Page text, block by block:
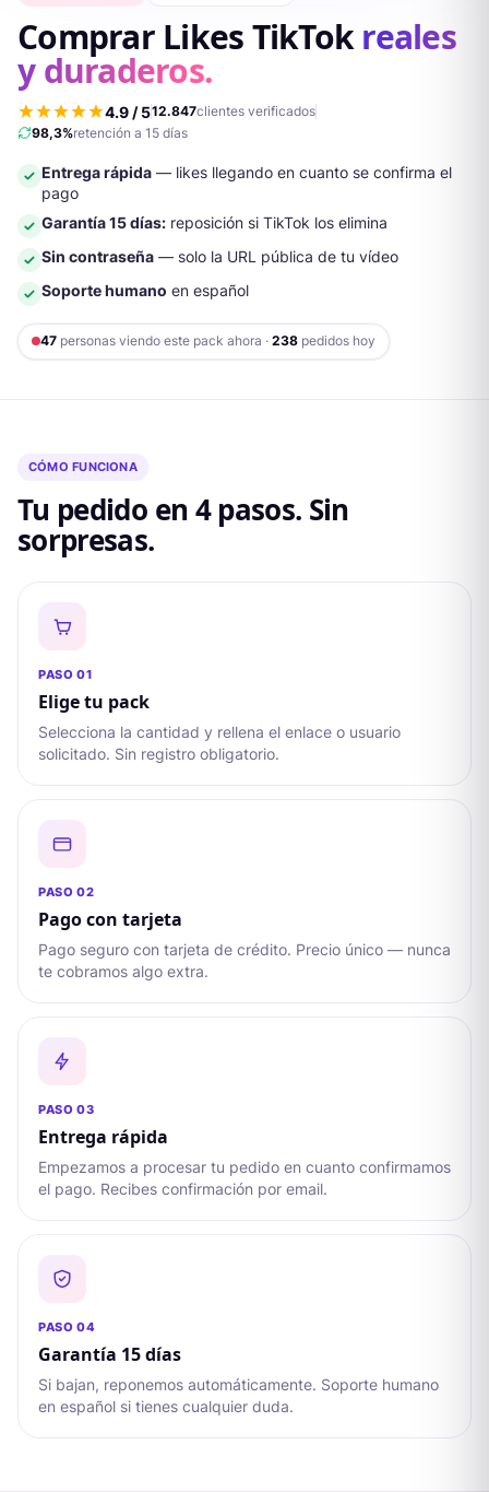
Comprar Likes TikTok reales
y duraderos.
4.9 / 512.847clientes verificados
98,3%retención a 15 días
Entrega rápida — likes llegando en cuanto se confirma el
pago
Garantía 15 días: reposición si TikTok los elimina
Sin contraseña — solo la URL pública de tu vídeo
Soporte humano en español
47 personas viendo este pack ahora · 238 pedidos hoy
CÓMO FUNCIONA
Tu pedido en 4 pasos. Sin
sorpresas.
PASO 01
Elige tu pack
Selecciona la cantidad y rellena el enlace o usuario
solicitado. Sin registro obligatorio.
PASO 02
Pago con tarjeta
Pago seguro con tarjeta de crédito. Precio único — nunca
te cobramos algo extra.
PASO 03
Entrega rápida
Empezamos a procesar tu pedido en cuanto confirmamos
el pago. Recibes confirmación por email.
PASO 04
Garantía 15 días
Si bajan, reponemos automáticamente. Soporte humano
en español si tienes cualquier duda.